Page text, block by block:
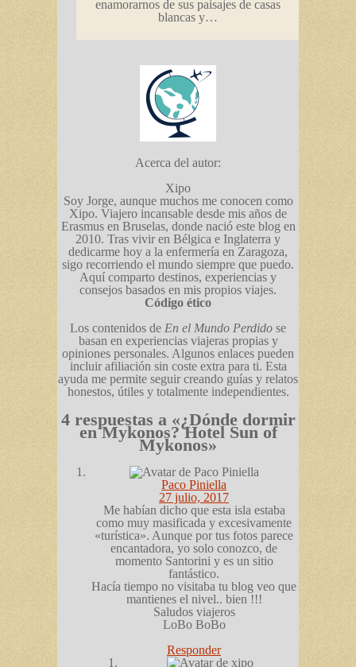
enamorarnos de sus paisajes de casas
blancas y…
Acerca del autor:
Xipo
Soy Jorge, aunque muchos me conocen como
Xipo. Viajero incansable desde mis años de
Erasmus en Bruselas, donde nació este blog en
2010. Tras vivir en Bélgica e Inglaterra y
dedicarme hoy a la enfermería en Zaragoza,
sigo recorriendo el mundo siempre que puedo.
Aquí comparto destinos, experiencias y
consejos basados en mis propios viajes.
Código ético
Los contenidos de En el Mundo Perdido se
basan en experiencias viajeras propias y
opiniones personales. Algunos enlaces pueden
incluir afiliación sin coste extra para ti. Esta
ayuda me permite seguir creando guías y relatos
honestos, útiles y totalmente independientes.
4 respuestas a «¿Dónde dormir
en Mykonos? Hotel Sun of
Mykonos»
Paco Piniella
27 julio, 2017
Me habían dicho que esta isla estaba
como muy masificada y excesivamente
«turística». Aunque por tus fotos parece
encantadora, yo solo conozco, de
momento Santorini y es un sitio
fantástico.
Hacía tiempo no visitaba tu blog veo que
mantienes el nivel.. bien !!!
Saludos viajeros
LoBo BoBo
Responder